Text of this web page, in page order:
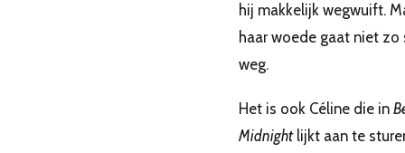
hij makkelijk wegwuift.
haar woede gaat niet zo
weg.
Het is ook Céline die in
Midnightlijkt aan te